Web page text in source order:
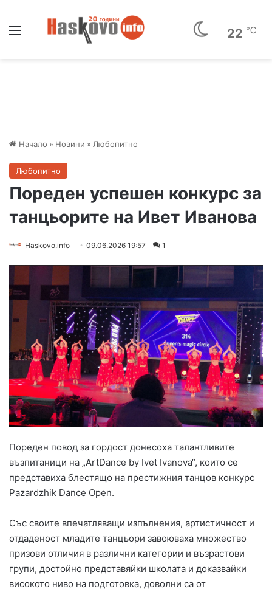
22 ℃
Начало » Новини » Любопитно
Любопитно
Пореден успешен конкурс за
танцьорите на Ивет Иванова
Haskovo.info 09.06.2026 19:57 1
Пореден повод за гордост донесоха талантливите
възпитаници на „ArtDance by Ivet Ivanova“, които се
представиха блестящо на престижния танцов конкурс
Pazardzhik Dance Open.
Със своите впечатляващи изпълнения, артистичност и
отдаденост младите танцьори завоюваха множество
призови отличия в различни категории и възрастови
групи, достойно представяйки школата и доказвайки
високото ниво на подготовка, доволни са от